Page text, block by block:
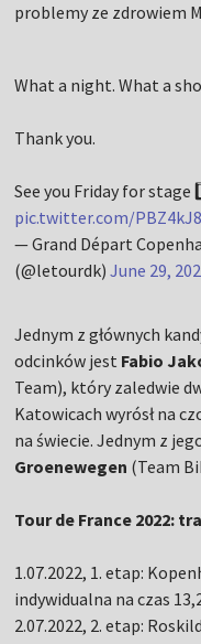
problemy ze zdrowiem
What a night. What a
Thank you.
See you Friday for stage
pic.twitter.com/
— Grand Départ
(@letourdk)June 29,
Jednym z głównych
odcinków jest Fabio
Team), który zaledwie
Katowicach wyrósł na
na świecie. Jednym z
Groenewegen (Team
Tour de France 2022:
1.07.2022, 1. etap:
indywidualna na czas
2.07.2022, 2. etap: